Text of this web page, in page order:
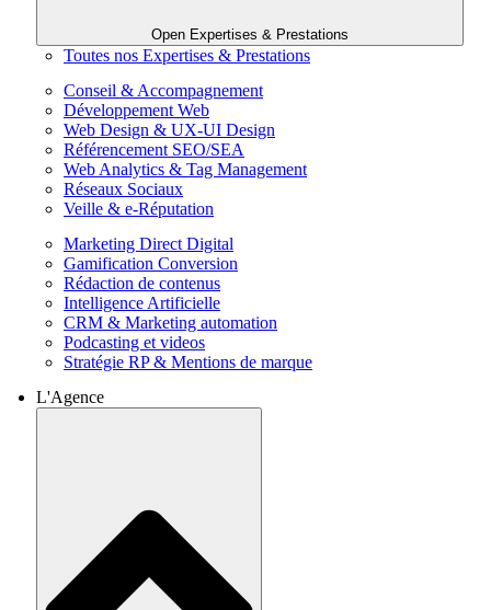
Open Expertises & Prestations
Toutes nos Expertises & Prestations
Conseil & Accompagnement
Développement Web
Web Design & UX-UI Design
Référencement SEO/SEA
Web Analytics & Tag Management
Réseaux Sociaux
Veille & e-Réputation
Marketing Direct Digital
Gamification Conversion
Rédaction de contenus
Intelligence Artificielle
CRM & Marketing automation
Podcasting et videos
Stratégie RP & Mentions de marque
L'Agence